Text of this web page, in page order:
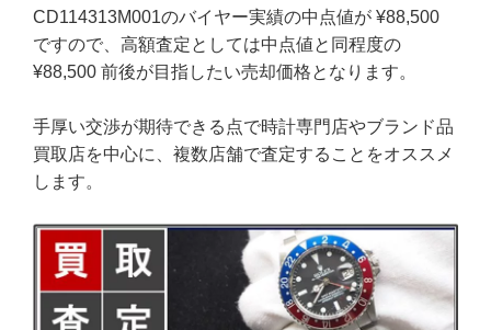
CD114313M001のバイヤー実績の中点値が ¥88,500
ですので、高額査定としては中点値と同程度の
¥88,500 前後が目指したい売却価格となります。
手厚い交渉が期待できる点で時計専門店やブランド品
買取店を中心に、複数店舗で査定することをオススメ
します。